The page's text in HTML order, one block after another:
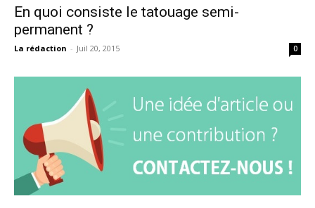
En quoi consiste le tatouage semi-
permanent ?
La rédaction - Juil 20, 2015 0